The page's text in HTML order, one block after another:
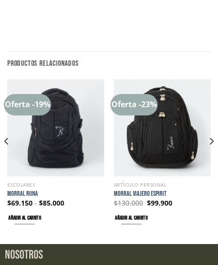
PRODUCTOS RELACIONADOS
Oferta -19%
ESCOLARES
MORRAL RUNA
$69.150 - $85.000
AÑADIR AL CARRITO
Oferta -23%
ARTÍCULO PERSONAL
MORRAL VIAJERO ESPIRIT
$130.000 $99.900
AÑADIR AL CARRITO
NOSOTROS